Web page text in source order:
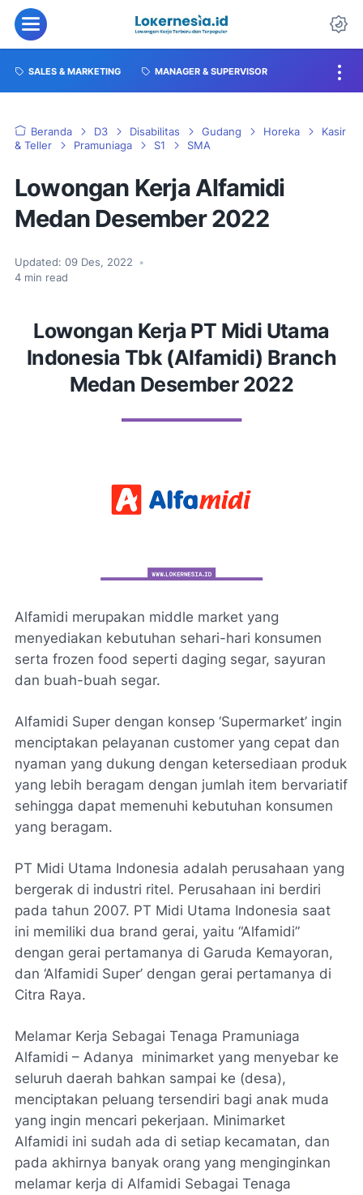
SALES & MARKETING MANAGER & SUPERVISOR
Beranda D3 Disabilitas Gudang Horeka
Kasir
& Teller
Pramuniaga S1 SMA
Lowongan Kerja Alfamidi
Medan Desember 2022
Updated: 09 Des, 2022
•
4 min read
Lowongan Kerja PT Midi Utama
Indonesia Tbk (Alfamidi) Branch
Medan Desember 2022
Alfamidi merupakan middle market yang
menyediakan kebutuhan sehari-hari konsumen
serta frozen food seperti daging segar, sayuran
dan buah-buah segar.
Alfamidi Super dengan konsep ‘Supermarket’ ingin
menciptakan pelayanan customer yang cepat dan
nyaman yang dukung dengan ketersediaan produk
yang lebih beragam dengan jumlah item bervariatif
sehingga dapat memenuhi kebutuhan konsumen
yang beragam.
PT Midi Utama Indonesia adalah perusahaan yang
bergerak di industri ritel. Perusahaan ini berdiri
pada tahun 2007. PT Midi Utama Indonesia saat
ini memiliki dua brand gerai, yaitu “Alfamidi”
dengan gerai pertamanya di Garuda Kemayoran,
dan ‘Alfamidi Super’ dengan gerai pertamanya di
Citra Raya.
Melamar Kerja Sebagai Tenaga Pramuniaga
Alfamidi – Adanya minimarket yang menyebar ke
seluruh daerah bahkan sampai ke (desa),
menciptakan peluang tersendiri bagi anak muda
yang ingin mencari pekerjaan. Minimarket
Alfamidi ini sudah ada di setiap kecamatan, dan
pada akhirnya banyak orang yang menginginkan
melamar kerja di Alfamidi Sebagai Tenaga